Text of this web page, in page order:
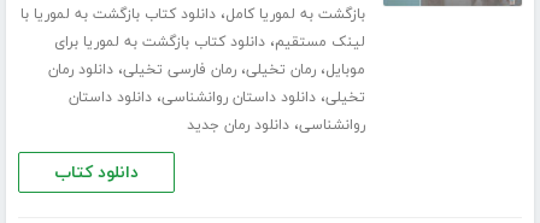
بازگشت به لموریا کامل،دانلود کتاب بازگشت به لموریا با
لینک مستقیم،دانلود کتاب بازگشت به لموریا برای
موبایل،رمان تخیلی،رمان فارسی تخیلی،دانلود رمان
تخیلی،دانلود داستان روانشناسی،دانلود داستان
روانشناسی،دانلود رمان جدید
دانلود کتاب